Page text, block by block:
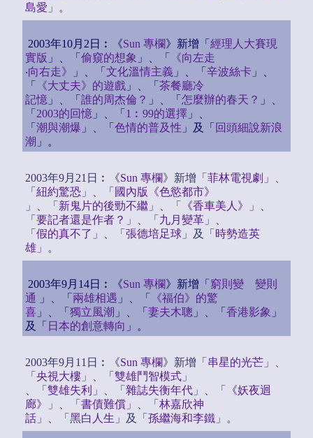
島愛 」。
2003年10月2日︰《Sun 專欄》新增「 經理人大賽現
實版 」、「 偷窺的想象 」、「
《向左走
‧向右走》
」、「 文化溫情主義 」、「 辛波絲卡 」、
「
《大丈夫》的遊戲 」、「 茶餐廳冷
記憶 」、「 誰的周杰倫？ 」、「 怎麼辦的春天？ 」、
「 2003的回憶 」、「 1︰99的選擇 」、
「 潮與潮爆 」、「 色情的普及性 」及「 回頭細說新浪
潮 」。
2003年9月21日︰《Sun 專欄》新增「 菲林電視劇 」、
「 紐約驚恐 」、「 國內版《色慾都市》
」、「 新鬼片的後勁不繼 」、「 《香車美人》
」、
「 要記者還是作者？ 」、「 九月變革 」、
「 假的真不了 」、「 張德培足球 」及「 時勢造英
雄 」。
2003年9月14日︰《Sun 專欄》新增「 窮則變 變則
通
」、「 兩雄相遇 」、「
《福伯》的驚
喜 」、「 獨立風潮 」、「 妻夫木聰 」、「 香港影象 」
及「 日本的創意轉向 」。
2003年9月11日︰《Sun 專欄》新增「 串星的光芒 」、
「 央視大樓 」、「 雙雄鬥智模式 」
、「 雙雄失利 」、「 雜誌失衡年代 」、「
《妖夜迴
廊》
」、「 書債難償 」、「 林嘉欣神
話 」、「 黑白人生 」及「 孫繼海和李鐵 」。